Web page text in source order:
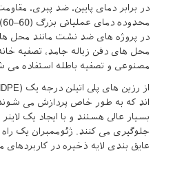
در برابر دمای پایین، ضد پیری،
در پروژه های ضد نشت مانند محل
محل های دفن زباله جامد، تصفیه
مصنوعی و تصفیه باطله استفاده می
اند که به طور خاص پردازش می
بسیار عالی هستند و با ایجاد یک
جلوگیری می کنند. ژئوممبران یک
عایق بندی لایه ذخیره در کاربردهای